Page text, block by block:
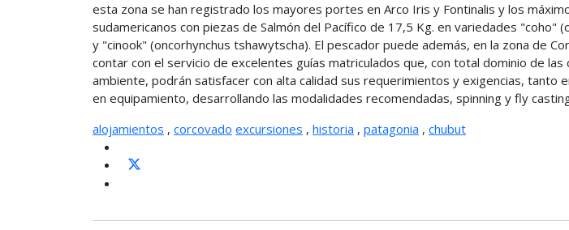
esta zona se han registrado los mayores portes en Arco Iris y Fontinalis y los
sudamericanos con piezas de Salmón del Pacífico de 17,5 Kg. en variedades "coho"
y "cinook" (oncorhynchus tshawytscha). El pescador puede además, en la zona de
contar con el servicio de excelentes guías matriculados que, con total dominio de las
ambiente, podrán satisfacer con alta calidad sus requerimientos y exigencias, tanto
en equipamiento, desarrollando las modalidades recomendadas, spinning y fly
alojamientos , corcovado excursiones , historia , patagonia , chubut